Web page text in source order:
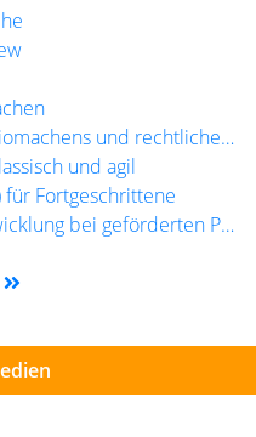
und rechtliche Grundlagen
und agil
für Fortgeschrittene
bei geförderten Projekten